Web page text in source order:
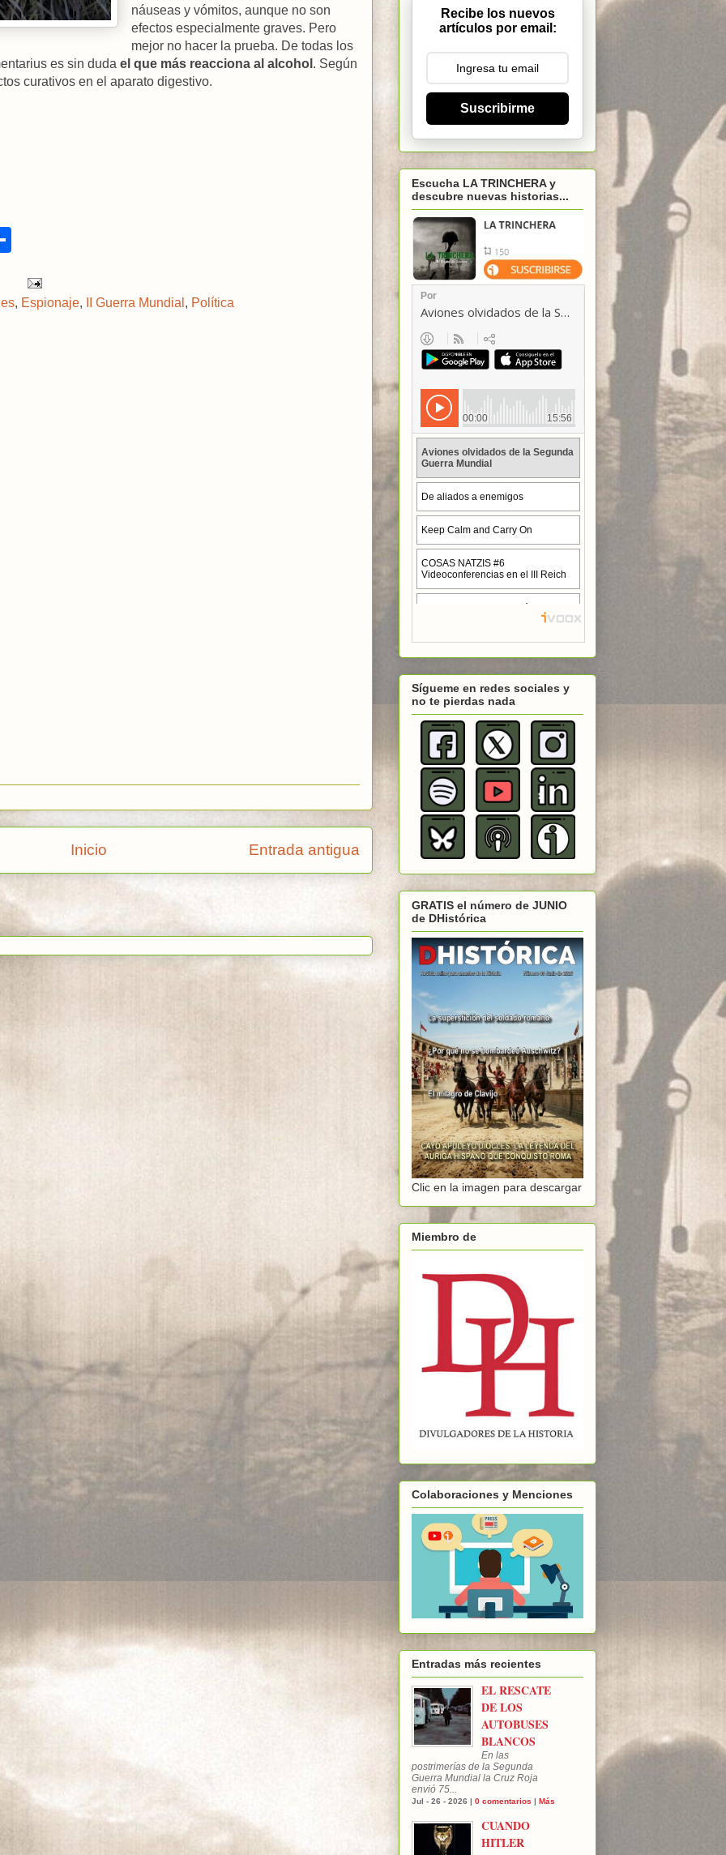
náuseas y vómitos, aunque no son
efectos especialmente graves. Pero
mejor no hacer la prueba. De todas los
es sin duda el que más reacciona al alcohol . Según
curativos en el aparato digestivo.
, Espionaje, II Guerra Mundial , Política
Entrada antigua
Inicio
a:
Recibe los nuevos
artículos por email:
Suscribirme
Escucha LA TRINCHERA y
descubre nuevas historias...
Sígueme en redes sociales y
no te pierdas nada
GRATIS el número de JUNIO
de DHistórica
Clic en la imagen para descargar
Miembro de
Colaboraciones y Menciones
Entradas más recientes
EL RESCATE
DE LOS
AUTOBUSES
BLANCOS
En las
postrimerías de la Segunda
Guerra Mundial la Cruz Roja
envió 75...
Jul - 26 - 2026 | 0 comentarios | Más
CUANDO
HITLER